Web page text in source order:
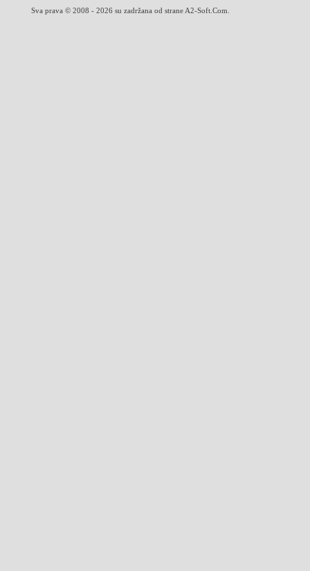
Sva prava © 2008 - 2026 su zadržana od strane A2-Soft.Com.